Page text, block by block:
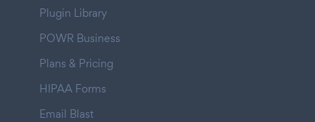
Plugin Library
POWR Business
Plans & Pricing
HIPAA Forms
Email Blast